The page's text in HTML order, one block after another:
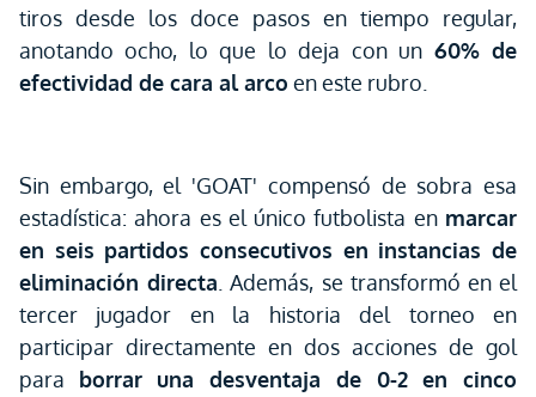
tiros desde los doce pasos en tiempo regular,
anotando ocho, lo que lo deja con un 60% de
efectividad de cara al arco en este rubro.
Sin embargo, el 'GOAT' compensó de sobra esa
estadística: ahora es el único futbolista en marcar
en seis partidos consecutivos en instancias de
eliminación directa . Además, se transformó en el
tercer jugador en la historia del torneo en
participar directamente en dos acciones de gol
para borrar una desventaja de 0-2 en cinco